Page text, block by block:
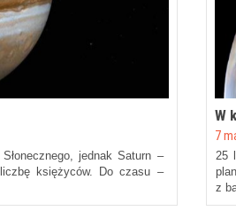
jednak Saturn –
księżyców. Do czasu –
W
7
25
z